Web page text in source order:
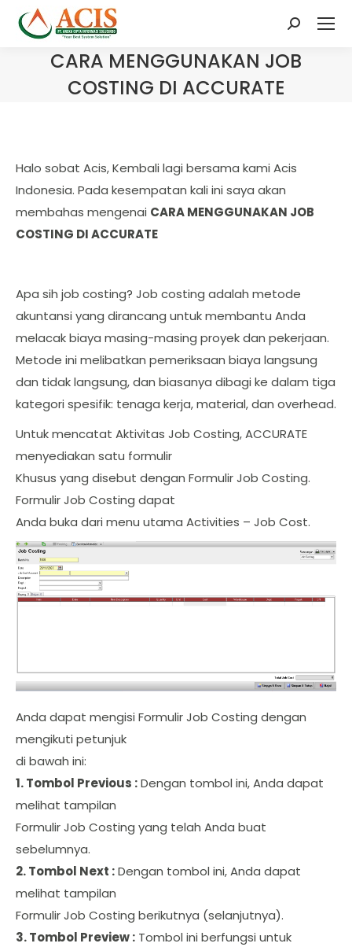
Search:
CARA MENGGUNAKAN JOB
COSTING DI ACCURATE
Halo sobat Acis, Kembali lagi bersama kami Acis
Indonesia. Pada kesempatan kali ini saya akan
membahas mengenai CARA MENGGUNAKAN JOB
COSTING DI ACCURATE
Apa sih job costing? Job costing adalah metode
akuntansi yang dirancang untuk membantu Anda
melacak biaya masing-masing proyek dan pekerjaan.
Metode ini melibatkan pemeriksaan biaya langsung
dan tidak langsung, dan biasanya dibagi ke dalam tiga
kategori spesifik: tenaga kerja, material, dan overhead.
Untuk mencatat Aktivitas Job Costing, ACCURATE
menyediakan satu formulir
Khusus yang disebut dengan Formulir Job Costing.
Formulir Job Costing dapat
Anda buka dari menu utama Activities – Job Cost.
Anda dapat mengisi Formulir Job Costing dengan
mengikuti petunjuk
di bawah ini:
1. Tombol Previous :Dengan tombol ini, Anda dapat
melihat tampilan
Formulir Job Costing yang telah Anda buat
sebelumnya.
2. Tombol Next :Dengan tombol ini, Anda dapat
melihat tampilan
Formulir Job Costing berikutnya (selanjutnya).
3. Tombol Preview : Tombol ini berfungsi untuk